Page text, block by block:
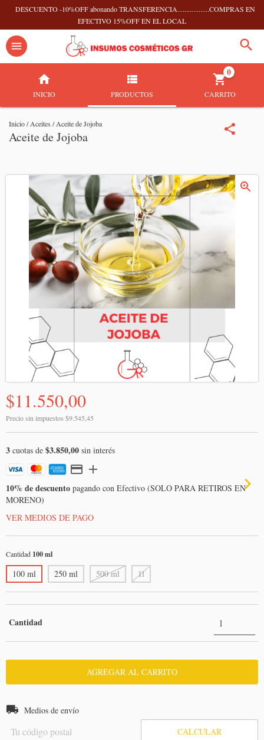
DESCUENTO -10%OFF abonando TRANSFERENCIA..................COMPRAS EN
EFECTIVO 15%OFF EN EL LOCAL
INICIO PRODUCTOS CARRITO
0
Inicio/Aceites /Aceite de Jojoba
Aceite de Jojoba
$11.550,00
Precio sin impuestos $9.545,45
3 cuotas de $3.850,00 sin interés
10% de descuento pagando con Efectivo (SOLO PARA RETIROS EN
MORENO)
VER MEDIOS DE PAGO
Cantidad 100 ml
100 ml 250 ml 500 ml 1l
Cantidad
Entregas para el CP:
Medios de envío
CALCULAR